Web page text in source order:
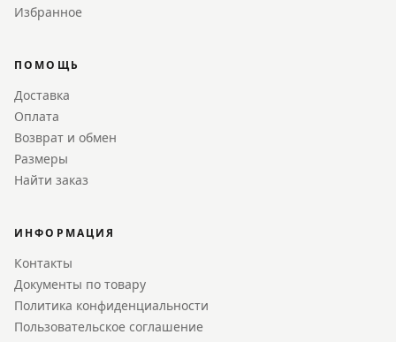
Избранное
ПОМОЩЬ
Доставка
Оплата
Возврат и обмен
Размеры
Найти заказ
ИНФОРМАЦИЯ
Контакты
Документы по товару
Политика конфиденциальности
Пользовательское соглашение